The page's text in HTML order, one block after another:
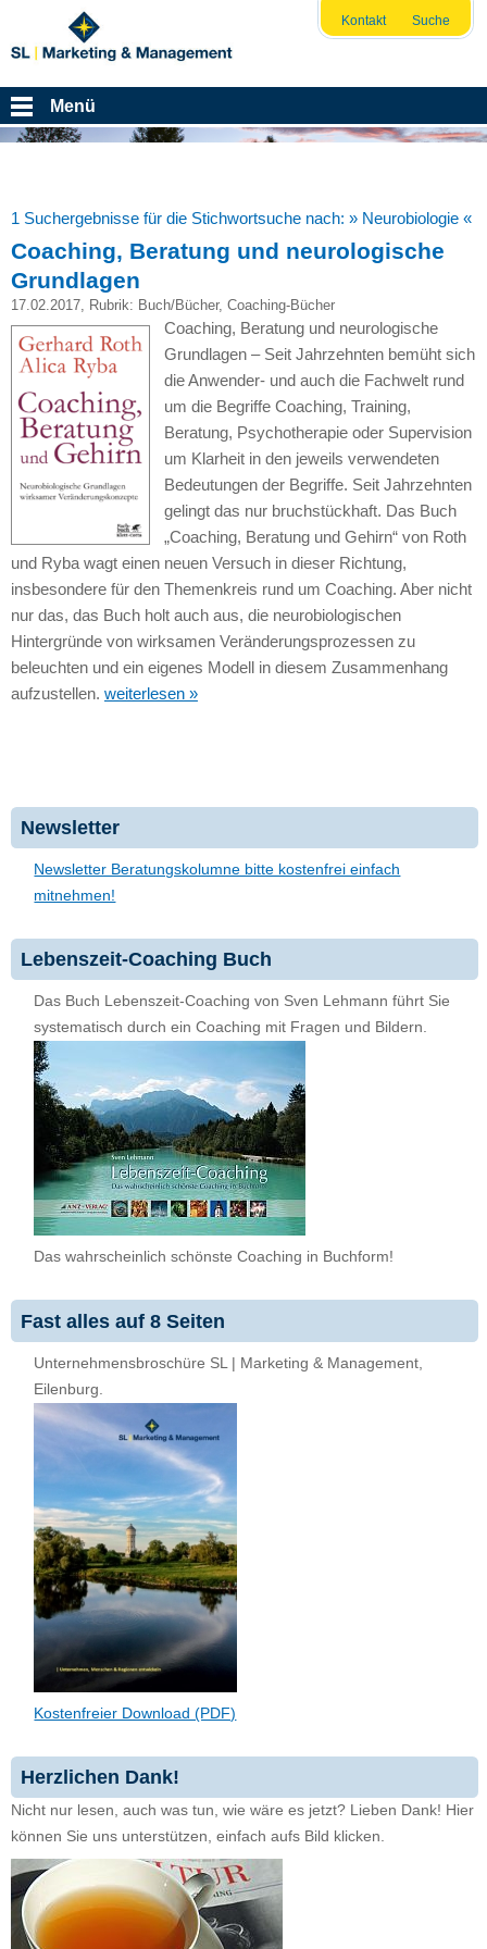
Kontakt Suche
Menü
1 Suchergebnisse für die Stichwortsuche nach: » Neurobiologie «
Coaching, Beratung und neurologische
Grundlagen
17.02.2017, Rubrik: Buch/Bücher, Coaching-Bücher
Coaching, Beratung und neurologische
Grundlagen – Seit Jahrzehnten bemüht sich
die Anwender- und auch die Fachwelt rund
um die Begriffe Coaching, Training,
Beratung, Psychotherapie oder Supervision
um Klarheit in den jeweils verwendeten
Bedeutungen der Begriffe. Seit Jahrzehnten
gelingt das nur bruchstückhaft. Das Buch
„Coaching, Beratung und Gehirn“ von Roth
und Ryba wagt einen neuen Versuch in dieser Richtung,
insbesondere für den Themenkreis rund um Coaching. Aber nicht
nur das, das Buch holt auch aus, die neurobiologischen
Hintergründe von wirksamen Veränderungsprozessen zu
beleuchten und ein eigenes Modell in diesem Zusammenhang
aufzustellen. weiterlesen »
Newsletter
Newsletter Beratungskolumne bitte kostenfrei einfach
mitnehmen!
Lebenszeit-Coaching Buch
Das Buch Lebenszeit-Coaching von Sven Lehmann führt Sie
systematisch durch ein Coaching mit Fragen und Bildern.
Das wahrscheinlich schönste Coaching in Buchform!
Fast alles auf 8 Seiten
Unternehmensbroschüre SL | Marketing & Management,
Eilenburg.
Kostenfreier Download (PDF)
Herzlichen Dank!
Nicht nur lesen, auch was tun, wie wäre es jetzt? Lieben Dank! Hier
können Sie uns unterstützen, einfach aufs Bild klicken.